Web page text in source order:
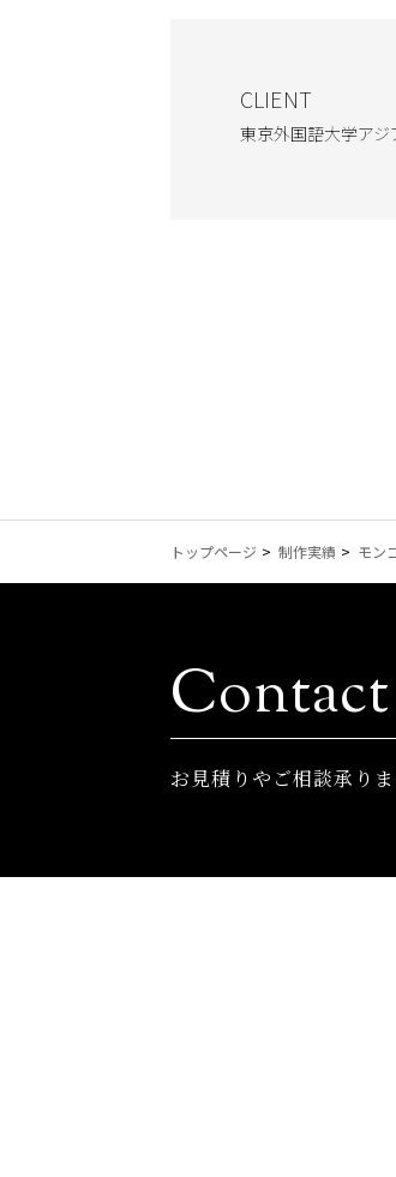
CLIENT
東京外国語大学ア
トップページ 制作実績 モン
Contact
お⾒積りやご相談承りま